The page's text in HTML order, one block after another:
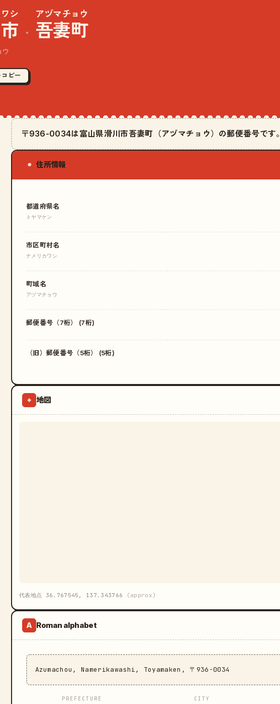
シ
· 吾妻町
アヅマチョウ
ウ
ピー
〒936-0034は富山県滑川市吾妻町（アヅマチョウ）の郵便番号です。
◉ 住所情報
都道府県名
トヤマケン
市区町村名
ナメリカワシ
町域名
アヅマチョウ
郵便番号（7桁） (7桁)
（旧）郵便番号（5桁） (5桁)
⌖ 地図
代表地点 36.767545, 137.343766 (approx)
A Roman alphabet
Azumachou, Namerikawashi, Toyamaken, 〒936-0034
PREFECTURE CITY